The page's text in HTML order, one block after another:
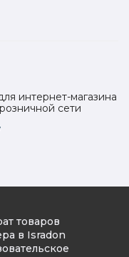
интернет-магазина
сети
товаров
в Isradon